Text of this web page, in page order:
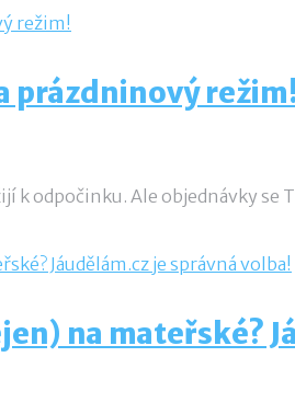
prázdninový režim!
k odpočinku. Ale objednávky
na mateřské?